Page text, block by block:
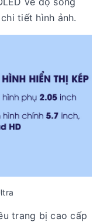
tiết hình ảnh.
trang bị cao cấp